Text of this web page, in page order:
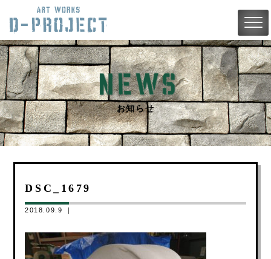
お知らせ
DSC_1679
2018.09.9 ｜